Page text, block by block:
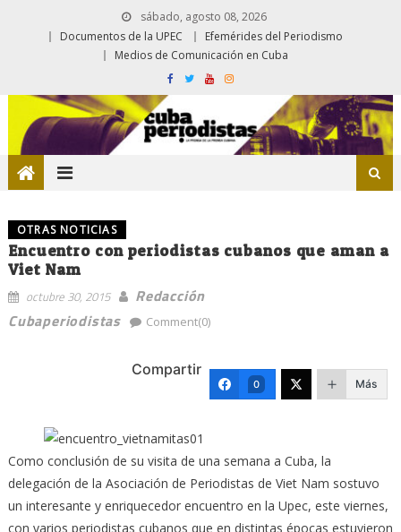
sábado, agosto 08, 2026
Documentos de la UPEC
Efemérides del Periodismo
Medios de Comunicación en Cuba
OTRAS NOTICIAS
Encuentro con periodistas cubanos que aman a
Viet Nam
octubre 30, 2015
Redacción
Cubaperiodistas
Comment(0)
Compartir
0 Más
Como conclusión de su visita de una semana a Cuba, la
delegación de la Asociación de Periodistas de Viet Nam sostuvo
un interesante y enriquecedor encuentro en la Upec, este viernes,
con varios periodistas cubanos que en distintas épocas estuvieron